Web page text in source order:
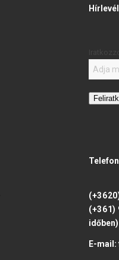
Hírlevél
(+361)
időben)
E-mail: